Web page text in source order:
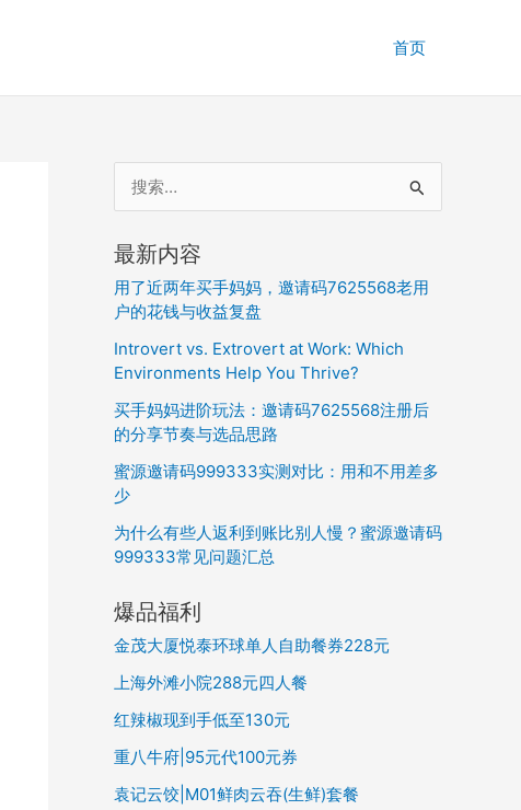
首页
索
：
最新内容
用了近两年买手妈妈，邀请码7625568老用
户的花钱与收益复盘
Introvert vs. Extrovert at Work: Which
Environments Help You Thrive?
买手妈妈进阶玩法：邀请码7625568注册后
的分享节奏与选品思路
蜜源邀请码999333实测对比：用和不用差多
少
为什么有些人返利到账比别人慢？蜜源邀请码
999333常见问题汇总
爆品福利
金茂大厦悦泰环球单人自助餐券228元
上海外滩小院288元四人餐
红辣椒现到手低至130元
重八牛府|95元代100元券
袁记云饺|M01鲜肉云吞(生鲜)套餐